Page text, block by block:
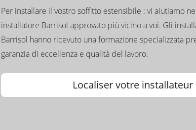
Per installare il vostro soffitto estensibile : vi aiutiamo
installatore Barrisol approvato più vicino a voi. Gli
Barrisol hanno ricevuto una formazione specializzata
garanzia di eccellenza e qualità del lavoro.
Localiser votre installateur